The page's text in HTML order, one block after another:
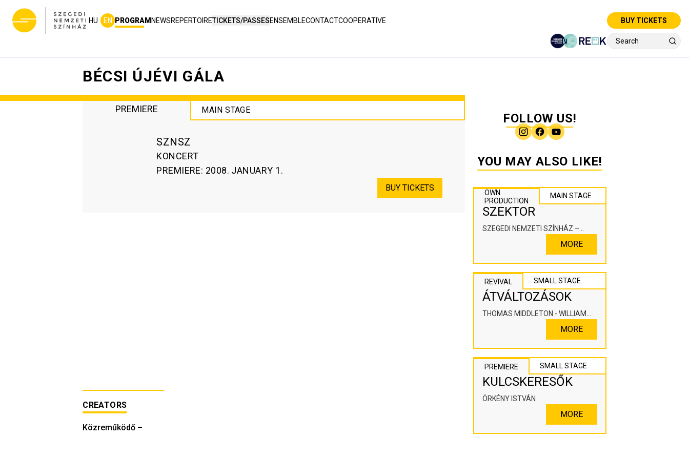
HU EN PROGRAM NEWSREPERTOIRETICKETS/PASSESENSEMBLECONTACTCOOPERATIVE BUY TICKETS
BÉCSI ÚJÉVI GÁLA
PREMIERE MAIN STAGE
SZNSZ
KONCERT
PREMIERE: 2008. JANUARY 1.
BUY TICKETS
CREATORS
Közreműködő –
FOLLOW US!
YOU MAY ALSO LIKE!
OWN
PRODUCTION
MAIN STAGE
SZEKTOR
SZEGEDI NEMZETI SZÍNHÁZ –
KOOPERÁLÓ SZÍNHÁZPEDAGÓGIAI
MORE
REVIVAL SMALL STAGE
ÁTVÁLTOZÁSOK
THOMAS MIDDLETON - WILLIAM
MORE
PREMIERE SMALL STAGE
KULCSKERESŐK
ÖRKÉNY ISTVÁN
MORE